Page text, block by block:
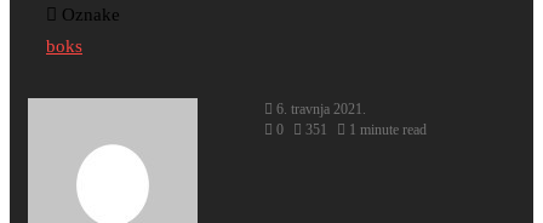
Oznake
boks
6. travnja 2021.
0
351 1 minute read